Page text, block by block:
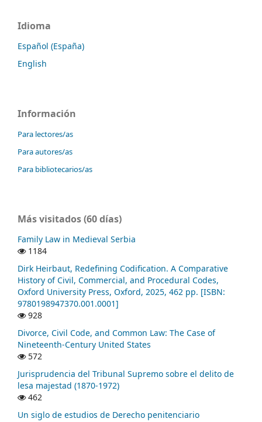
Idioma
Español (España)
English
Información
Para lectores/as
Para autores/as
Para bibliotecarios/as
Más visitados (60 días)
Family Law in Medieval Serbia
1184
Dirk Heirbaut, Redefining Codification. A Comparative
History of Civil, Commercial, and Procedural Codes,
Oxford University Press, Oxford, 2025, 462 pp. [ISBN:
9780198947370.001.0001]
928
Divorce, Civil Code, and Common Law: The Case of
Nineteenth-Century United States
572
Jurisprudencia del Tribunal Supremo sobre el delito de
lesa majestad (1870-1972)
462
Un siglo de estudios de Derecho penitenciario